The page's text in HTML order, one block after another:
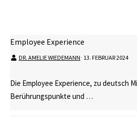
Employee Experience
DR. AMELIE WIEDEMANN⋅ 13. FEBRUAR 2024
Die Employee Experience, zu deutsch
Berührungspunkte und …